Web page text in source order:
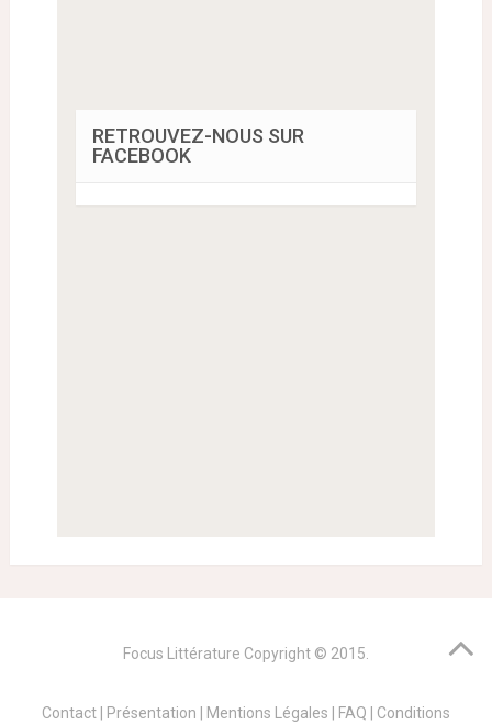
RETROUVEZ-NOUS SUR
FACEBOOK
Focus Littérature Copyright © 2015.
Contact Présentation Mentions Légales FAQ Conditions